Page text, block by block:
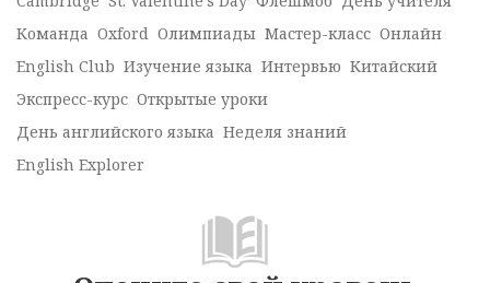
Команда Oxford Олимпиады Мастер-класс Онлайн
English Club Изучение языка Интервью Китайский
Экспресс-курс Открытые уроки
День английского языка Неделя знаний
English Explorer